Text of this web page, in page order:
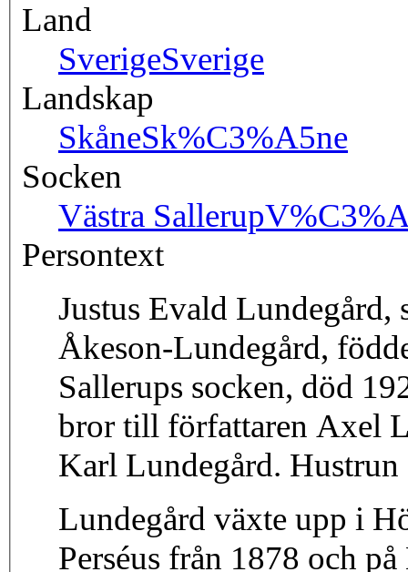
Land
SverigeSverige
Landskap
SkåneSk%C3%A5ne
Socken
Västra Sallerup
Persontext
Justus Evald
Åkeson-Lundegård,
Sallerups socken, död
bror till författaren Axel Lundegård
Karl Lundegård.
Lundegård växte upp i
Perséus från 1878 och